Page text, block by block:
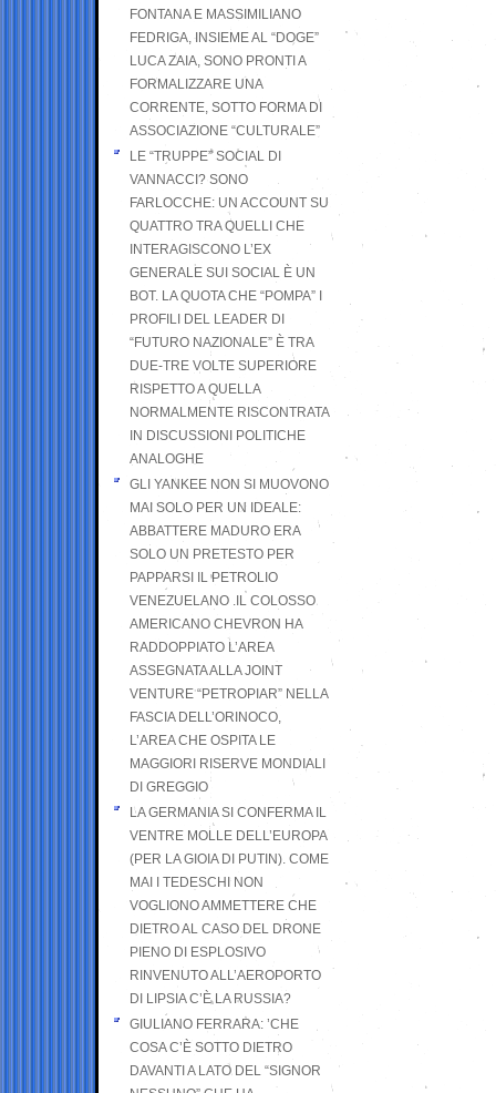
FONTANA E MASSIMILIANO
FEDRIGA, INSIEME AL “DOGE”
LUCA ZAIA, SONO PRONTI A
FORMALIZZARE UNA
CORRENTE, SOTTO FORMA DI
ASSOCIAZIONE “CULTURALE”
LE “TRUPPE” SOCIAL DI
VANNACCI? SONO
FARLOCCHE: UN ACCOUNT SU
QUATTRO TRA QUELLI CHE
INTERAGISCONO L’EX
GENERALE SUI SOCIAL È UN
BOT. LA QUOTA CHE “POMPA” I
PROFILI DEL LEADER DI
“FUTURO NAZIONALE” È TRA
DUE-TRE VOLTE SUPERIORE
RISPETTO A QUELLA
NORMALMENTE RISCONTRATA
IN DISCUSSIONI POLITICHE
ANALOGHE
GLI YANKEE NON SI MUOVONO
MAI SOLO PER UN IDEALE:
ABBATTERE MADURO ERA
SOLO UN PRETESTO PER
PAPPARSI IL PETROLIO
VENEZUELANO .IL COLOSSO
AMERICANO CHEVRON HA
RADDOPPIATO L’AREA
ASSEGNATA ALLA JOINT
VENTURE “PETROPIAR” NELLA
FASCIA DELL’ORINOCO,
L’AREA CHE OSPITA LE
MAGGIORI RISERVE MONDIALI
DI GREGGIO
LA GERMANIA SI CONFERMA IL
VENTRE MOLLE DELL’EUROPA
(PER LA GIOIA DI PUTIN). COME
MAI I TEDESCHI NON
VOGLIONO AMMETTERE CHE
DIETRO AL CASO DEL DRONE
PIENO DI ESPLOSIVO
RINVENUTO ALL’AEROPORTO
DI LIPSIA C’È LA RUSSIA?
GIULIANO FERRARA: ’CHE
COSA C’È SOTTO DIETRO
DAVANTI A LATO DEL “SIGNOR